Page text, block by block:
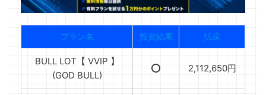
プラン名 投資結果 払戻
BULL LOT【 VVIP 】
(GOD BULL)
⭕️ 2,112,650円